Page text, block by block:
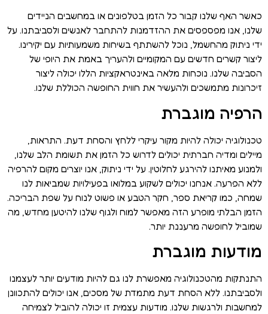
כאשר האף שלנו קבור כל הזמן בטלפונים או במחשבים הניידים
שלנו, אנו מפספסים את ההזדמנות להתחבר לאנשים ולסביבתנו. על
ידי ניתוק מהחשמל, נוכל להשתתף בשיחות משמעותיות עם יקירינו.
ליצור קשרים חדשים עם המקומיים ולהעריך באמת את היופי של
הסביבה שלנו. נוכחות מלאה באינטראקציות הללו יכולה ליצור
זיכרונות מתמשכים ולהעשיר את חווית החופשה הכוללת שלנו.
הרפיה מוגברת
טכנולוגיה יכולה להיות מקור עיקרי ללחץ והסחת דעת. התראות,
מיילים ומדיה חברתית יכולים לדרוש כל הזמן את תשומת הלב שלנו,
ולמנוע מאיתנו להירגע לחלוטין. על ידי ניתוק, אנו יוצרים מקום להרפיה
ללא הפרעה. אנחנו יכולים לשקוע במלואו בפעילויות שמביאות לנו
שמחה, כמו קריאת ספר, חקר הטבע או פשוט לנוח על שפת הבריכה.
הזמן הבלתי מופרע הזה מאפשר למוח ולגוף שלנו להיטען מחדש, מה
שמוביל לחופשה מרעננת יותר.
מודעות מוגברת
התנתקות מהטכנולוגיה מאפשרת לנו גם להיות מודעים יותר לעצמנו
ולסביבתנו. ללא הסחת דעת מתמדת של מסכים, אנו יכולים להתכוונן
למחשבות ולרגשות שלנו. מודעות עצמית זו יכולה להוביל לצמיחה